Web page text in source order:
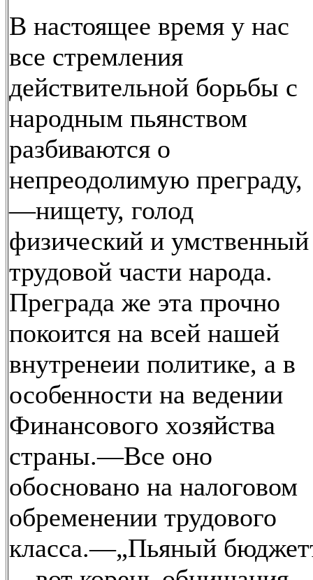
В настоящее время у нас
все стремления
действительной борьбы с
народным пьянством
разбиваются о
непреодолимую преграду,
—нищету, голод
физический и умственный
трудовой части народа.
Преграда же эта прочно
покоится на всей нашей
внутренеии политике, а в
особенности на ведении
Финансового хозяйства
страны.—Все оно
обосновано на налоговом
обременении трудового
класса.—„Пьяный